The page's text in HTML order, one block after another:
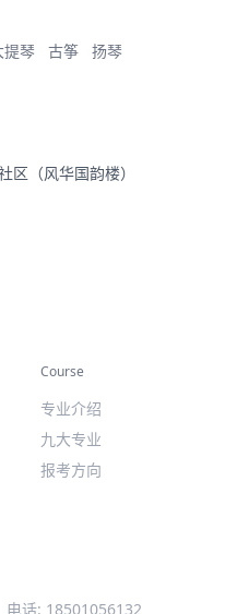
提琴 古筝 扬琴
（风华国韵楼）
Course
专业介绍
九大专业
报考方向
电话: 18501056132